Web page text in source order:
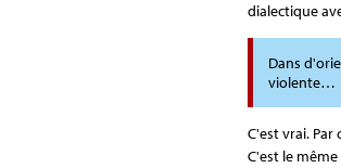
dialectique
Dans
violente…
C'est vrai. Par
C'est le